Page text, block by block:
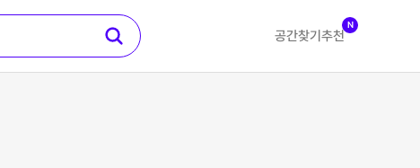
공간찾기 추천
N